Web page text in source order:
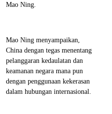
Mao Ning.
Mao Ning menyampaikan,
China dengan tegas menentang
pelanggaran kedaulatan dan
keamanan negara mana pun
dengan penggunaan kekerasan
dalam hubungan internasional.